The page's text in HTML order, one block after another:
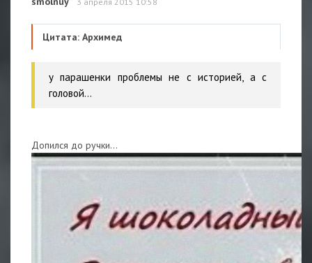
Цитата: Архимед
у парашенки проблемы не с историей, а с
головой...
Допился до ручки...